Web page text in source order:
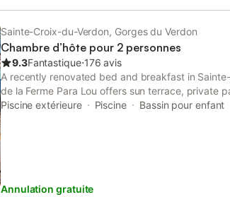
Sainte-Croix-du-Verdon, Gorges du Verdon
Chambre d’hôte pour 2 personnes
9.3Fantastique⋅176 avis
A recently renovated bed and breakfast in
de la Ferme Para Lou offers sun terrace, private
The property has lake and river views, and is 47
Piscine extérieure Piscine Bassin pour enfant
Annulation gratuite